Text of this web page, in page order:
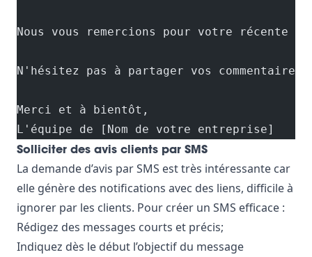
Nous vous remercions pour votre récente
N'hésitez pas à partager vos
Merci et à bientôt,
L'équipe de [Nom de votre entreprise]
Solliciter des avis clients par SMS
La demande d’avis par SMS est très intéressante car
elle génère des notifications avec des liens, difficile à
ignorer par les clients. Pour créer un SMS efficace :
Rédigez des messages courts et précis;
Indiquez dès le début l’objectif du message